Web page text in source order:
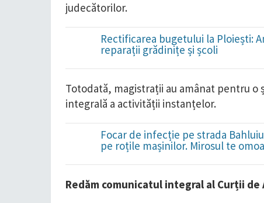
judecătorilor.
Rectificarea bugetului la Ploiești:
reparații grădinițe și școli
Totodată, magistrații au amânat pentru
integrală a activității instanțelor.
Focar de infecție pe strada
pe roțile mașinilor. Mirosul te
Redăm comunicatul integral al Curții de